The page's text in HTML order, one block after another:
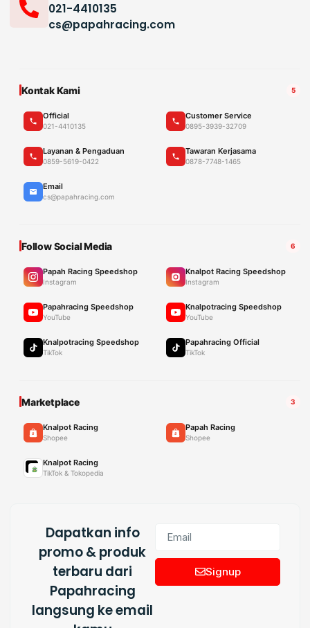
021-4410135
cs@papahracing.com
Kontak Kami 5
Official
021-4410135
Customer Service
0895-3939-32709
Layanan & Pengaduan
0859-5619-0422
Tawaran Kerjasama
0878-7748-1465
Email
cs@papahracing.com
Follow Social Media 6
Papah Racing Speedshop
Instagram
Knalpot Racing Speedshop
Instagram
Papahracing Speedshop
YouTube
Knalpotracing Speedshop
YouTube
Knalpotracing Speedshop
TikTok
Papahracing Official
TikTok
Marketplace 3
Knalpot Racing
Shopee
Papah Racing
Shopee
Knalpot Racing
TikTok & Tokopedia
Dapatkan info
promo & produk
terbaru dari
Papahracing
langsung ke email
Signup